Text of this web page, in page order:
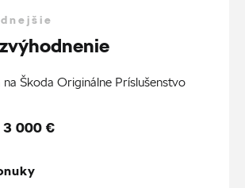
Škoda Originálne Príslušenstvo
3 000 €